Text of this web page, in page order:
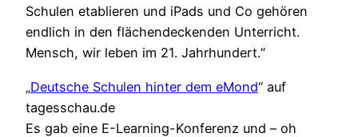
Schulen etablieren und iPads und Co gehören
endlich in den flächendeckenden Unterricht.
Mensch, wir leben im 21. Jahrhundert.“
„Deutsche Schulen hinter dem eMond“ auf
tagesschau.de
Es gab eine E-Learning-Konferenz und – oh